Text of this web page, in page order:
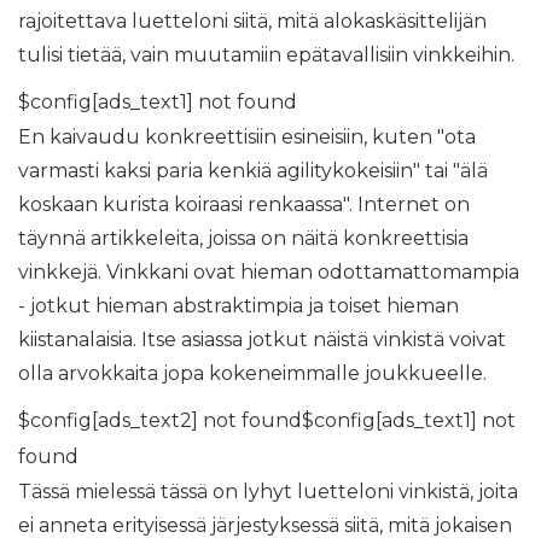
rajoitettava luetteloni siitä, mitä alokaskäsittelijän
tulisi tietää, vain muutamiin epätavallisiin vinkkeihin.
$config[ads_text1] not found
En kaivaudu konkreettisiin esineisiin, kuten "ota
varmasti kaksi paria kenkiä agilitykokeisiin" tai "älä
koskaan kurista koiraasi renkaassa". Internet on
täynnä artikkeleita, joissa on näitä konkreettisia
vinkkejä. Vinkkani ovat hieman odottamattomampia
- jotkut hieman abstraktimpia ja toiset hieman
kiistanalaisia. Itse asiassa jotkut näistä vinkistä voivat
olla arvokkaita jopa kokeneimmalle joukkueelle.
$config[ads_text2] not found$config[ads_text1] not
found
Tässä mielessä tässä on lyhyt luetteloni vinkistä, joita
ei anneta erityisessä järjestyksessä siitä, mitä jokaisen